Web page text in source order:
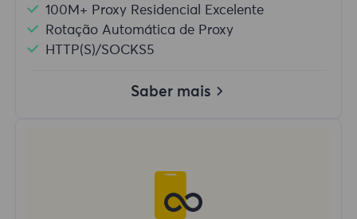
100M+ Proxy Residencial Excelente
Rotação Automática de Proxy
HTTP(S)/SOCKS5
Saber mais